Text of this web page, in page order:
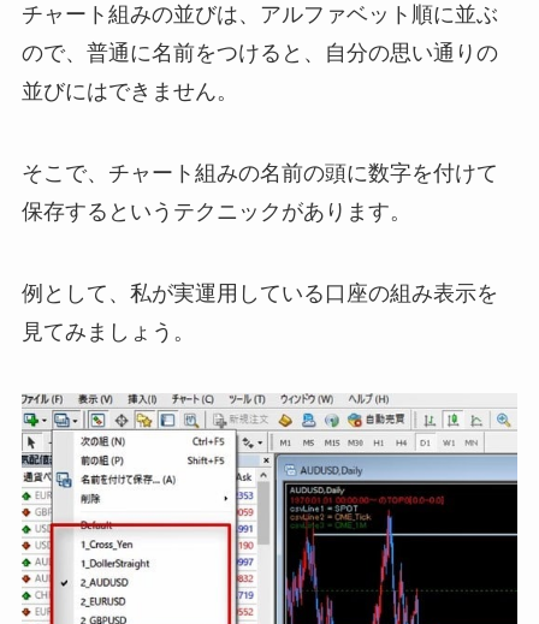
チャート組みの並びは、アルファベット順に並ぶ
ので、普通に名前をつけると、自分の思い通りの
並びにはできません。
そこで、チャート組みの名前の頭に数字を付けて
保存するというテクニックがあります。
例として、私が実運用している口座の組み表示を
見てみましょう。